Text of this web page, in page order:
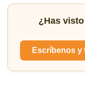
¿Has
Escríbenos y